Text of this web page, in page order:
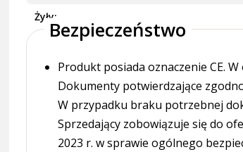
ŻyłyBezpieczeństwo
Produkt posiada oznaczenie CE.
Dokumenty potwierdzające
W przypadku braku potrzebnej
Sprzedający zobowiązuje się do
2023 r. w sprawie ogólnego